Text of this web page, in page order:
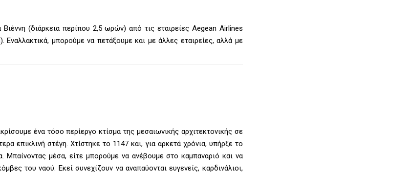
(διάρκεια περίπου 2,5 ωρών) από τις εταιρείες Aegean Airlines
). Εναλλακτικά, μπορούμε να πετάξουμε και με άλλες εταιρείες, αλλά με
ένα τόσο περίεργο κτίσμα της μεσαιωνικής αρχιτεκτονικής σε
επικλινή στέγη. Χτίστηκε το 1147 και, για αρκετά χρόνια, υπήρξε το
μέσα, είτε μπορούμε να ανέβουμε στο καμπαναριό και να
του ναού. Εκεί συνεχίζουν να αναπαύονται ευγενείς, καρδινάλιοι,